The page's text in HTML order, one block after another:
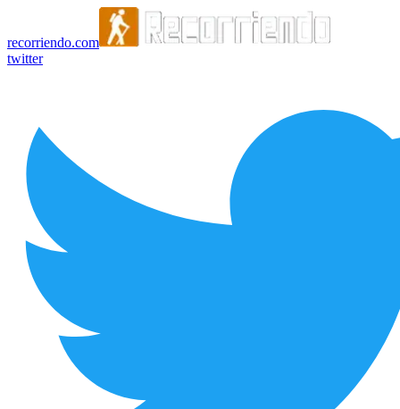
recorriendo.com
twitter